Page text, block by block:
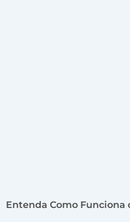
Entenda Como